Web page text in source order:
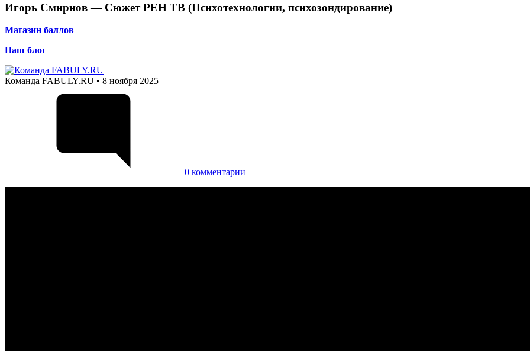
Игорь Смирнов — Сюжет РЕН ТВ (Психотехнологии, психозондирование)
body
Магазин баллов
body
Наш блог
Команда FABULY.RU • 8 ноября 2025
0 комментарии